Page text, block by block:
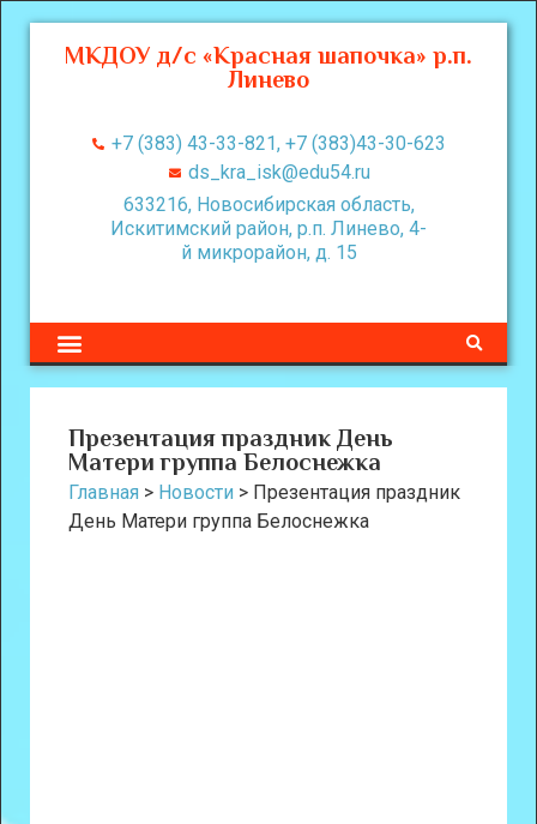
МКДОУ д/с «Красная шапочка» р.п.
Линево
+7 (383) 43-33-821, +7 (383)43-30-623
ds_kra_isk@edu54.ru
633216, Новосибирская область,
Искитимский район, р.п. Линево, 4-
й микрорайон, д. 15
Презентация праздник День
Матери группа Белоснежка
Главная > Новости > Презентация праздник
День Матери группа Белоснежка